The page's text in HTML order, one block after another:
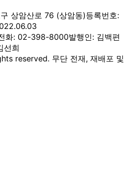
상암산로 76 (상암동)등록번호:
화: 02-398-8000발행인: 김백편
선희
reserved. 무단 전재, 재배포 및